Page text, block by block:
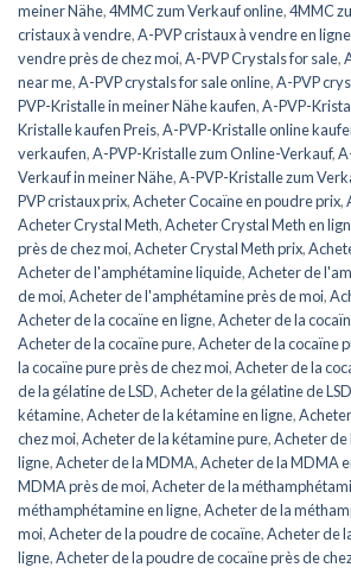
meiner Nähe,4MMC zum Verkauf online,4MMC
cristaux à vendre,A-PVP cristaux à vendre en ligne
vendre près de chez moi,A-PVP Crystals for sale,
near me,A-PVP crystals for sale online,A-PVP
PVP-Kristalle in meiner Nähe kaufen,A-PVP-
Kristalle kaufen Preis,A-PVP-Kristalle online
verkaufen,A-PVP-Kristalle zum Online-Verkauf,
Verkauf in meiner Nähe,A-PVP-Kristalle zum
PVP cristaux prix,Acheter Cocaïne en poudre prix,
Acheter Crystal Meth,Acheter Crystal Meth en
près de chez moi,Acheter Crystal Meth prix,
Acheter de l'amphétamine liquide,Acheter de
de moi,Acheter de l'amphétamine près de moi,
Acheter de la cocaïne en ligne,Acheter de la
Acheter de la cocaïne pure,Acheter de la cocaïne
la cocaïne pure près de chez moi,Acheter de la
de la gélatine de LSD,Acheter de la gélatine de
kétamine,Acheter de la kétamine en ligne,
chez moi,Acheter de la kétamine pure,Acheter de
ligne,Acheter de la MDMA,Acheter de la MDMA
MDMA près de moi,Acheter de la
méthamphétamine en ligne,Acheter de la
moi,Acheter de la poudre de cocaïne,Acheter de
ligne,Acheter de la poudre de cocaïne près de